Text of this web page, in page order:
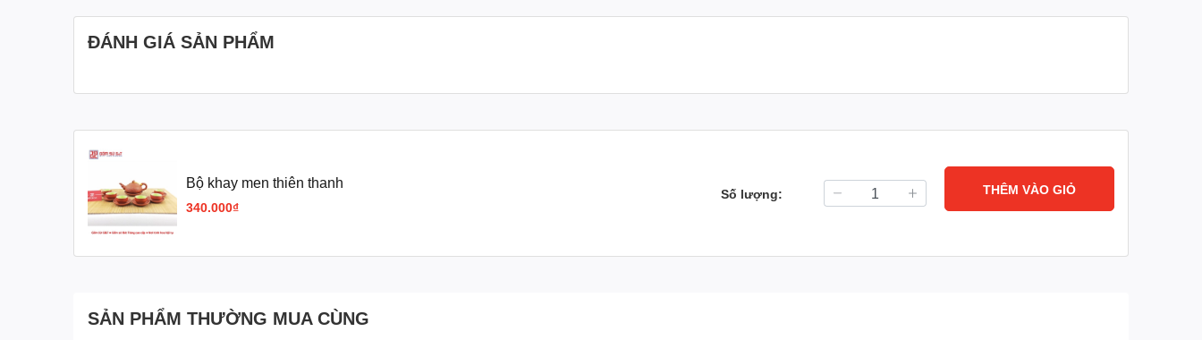
ĐÁNH GIÁ SẢN PHẨM
Bộ khay men thiên thanh
340.000₫
Số lượng: THÊM VÀO GIỎ
SẢN PHẨM THƯỜNG MUA CÙNG